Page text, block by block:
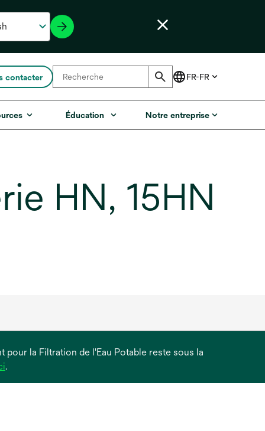
contacter
Éducation Notre entreprise
HN, 15HN
la Filtration de l'Eau Potable reste sous la
s’ouvre
.